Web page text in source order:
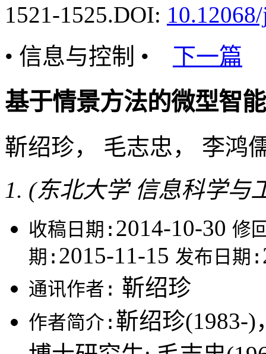
1521-1525.DOI:
• 信息与控制 •
下一篇
基于情景方法的微型智
靳绍珍， 毛志忠， 李
(东北大学 信息科学与
收稿日期: 2014-10-30 修
期: 2015-11-15 发布日期:
通讯作者: 靳绍珍
作者简介: 靳绍珍(1983-